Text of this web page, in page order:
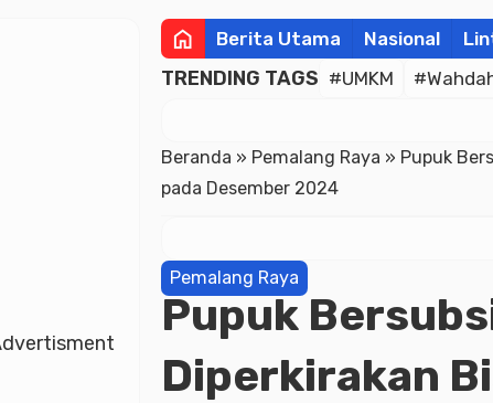
home Berita Utama Nasional
TRENDING TAGS #UMKM
Beranda » Pemalang Raya » Pupuk
pada Desember 2024
Pemalang Raya
Pupuk
Diperkirakan